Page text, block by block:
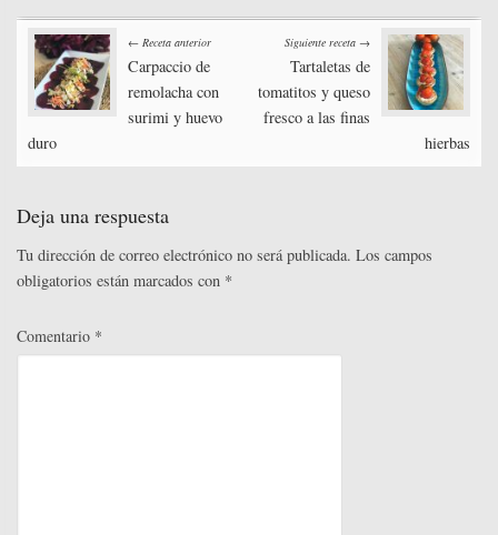
okr In pa
rti
r
Post
navigation
← Receta anterior
Carpaccio de
remolacha con
surimi y huevo
duro
Siguiente receta →
Tartaletas de
tomatitos y queso
fresco a las finas
hierbas
Deja una respuesta
Tu dirección de correo electrónico no será publicada. Los campos
obligatorios están marcados con *
Comentario *